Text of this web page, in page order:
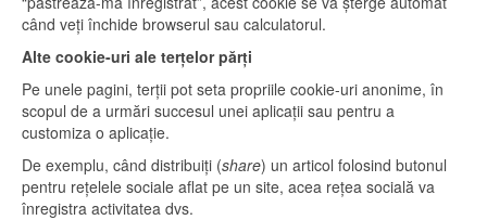
când veți închide browserul sau calculatorul.
Alte cookie-uri ale terțelor părți
Pe unele pagini, terții pot seta propriile cookie-uri anonime, în
scopul de a urmări succesul unei aplicații sau pentru a
customiza o aplicație.
De exemplu, când distribuiți (share) un articol folosind butonul
pentru rețelele sociale aflat pe un site, acea rețea socială va
înregistra activitatea dvs.